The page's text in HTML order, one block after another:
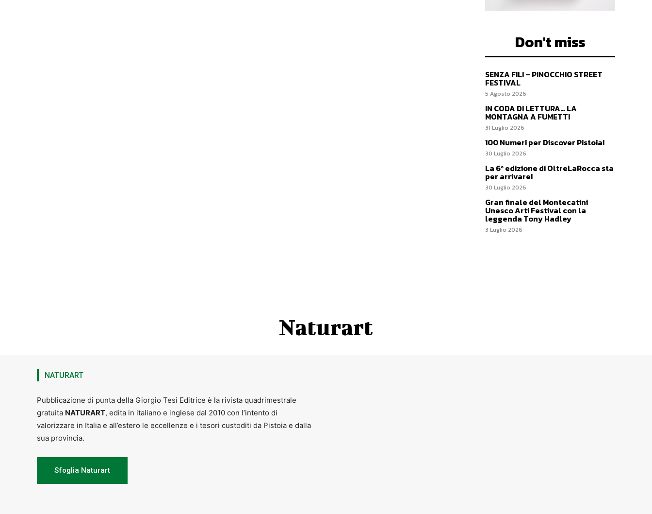
Don't miss
SENZA FILI – PINOCCHIO STREET
FESTIVAL
5 Agosto 2026
IN CODA DI LETTURA… LA
MONTAGNA A FUMETTI
31 Luglio 2026
100 Numeri per Discover Pistoia!
30 Luglio 2026
La 6ª edizione di OltreLaRocca sta
per arrivare!
30 Luglio 2026
Gran finale del Montecatini
Unesco Arti Festival con la
leggenda Tony Hadley
3 Luglio 2026
Naturart
NATURART
Pubblicazione di punta della Giorgio Tesi Editrice è la rivista quadrimestrale
gratuita NATURART, edita in italiano e inglese dal 2010 con l’intento di
valorizzare in Italia e all’estero le eccellenze e i tesori custoditi da Pistoia e dalla
sua provincia.
Sfoglia Naturart